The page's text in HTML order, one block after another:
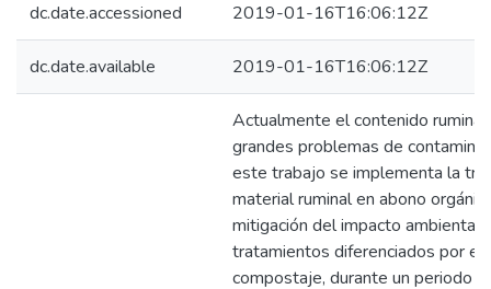
dc.date.accessioned 2019-01-16T16:06:12Z
dc.date.available 2019-01-16T16:06:12Z
Actualmente el contenido
grandes problemas de
este trabajo se implementa la
material ruminal en abono
mitigación del impacto ambiental.
tratamientos diferenciados por el
compostaje, durante un periodo